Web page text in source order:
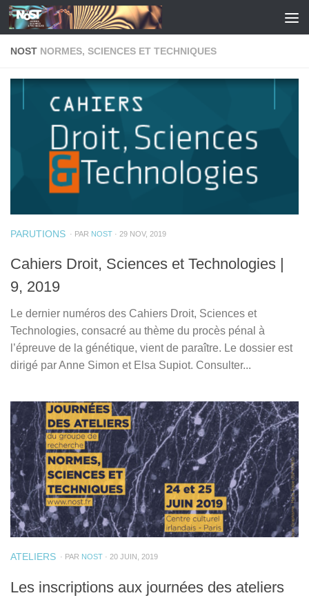
Skip to content
NOST NORMES, SCIENCES ET TECHNIQUES
PARUTIONS · PAR NOST · 29 NOV, 2019
Cahiers Droit, Sciences et Technologies |
9, 2019
Le dernier numéros des Cahiers Droit, Sciences et
Technologies, consacré au thème du procès pénal à
l’épreuve de la génétique, vient de paraître. Le dossier est
dirigé par Anne Simon et Elsa Supiot. Consulter...
ATELIERS · PAR NOST · 20 JUIN, 2019
Les inscriptions aux journées des ateliers